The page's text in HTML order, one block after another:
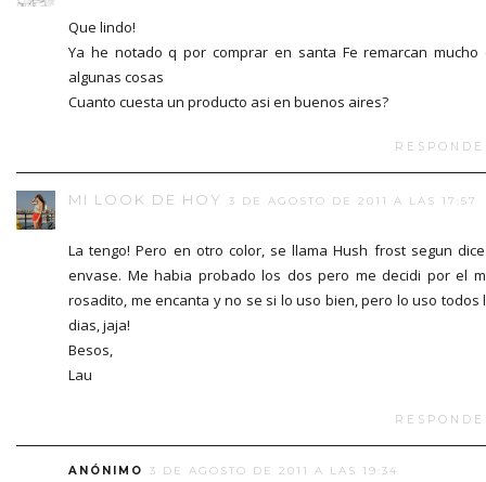
Que lindo!
Ya he notado q por comprar en santa Fe remarcan mucho
algunas cosas
Cuanto cuesta un producto asi en buenos aires?
MI LOOK DE HOY 3 DE AGOSTO DE 2011 A LAS 17:57
La tengo! Pero en otro color, se llama Hush frost segun
envase. Me habia probado los dos pero me decidi por el
rosadito, me encanta y no se si lo uso bien, pero lo uso todos
dias, jaja!
Besos,
Lau
ANÓNIMO 3 DE AGOSTO DE 2011 A LAS 19:34